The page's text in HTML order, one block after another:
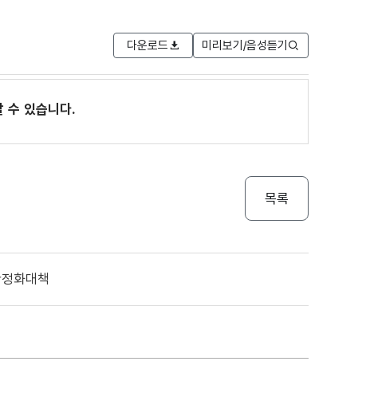
다운로드 미리보기/음성듣기
수 있습니다.
목록
화대책